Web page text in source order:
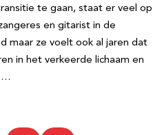
te gaan, staat er veel op
en gitarist in de
maar ze voelt ook al jaren dat
in het verkeerde lichaam en